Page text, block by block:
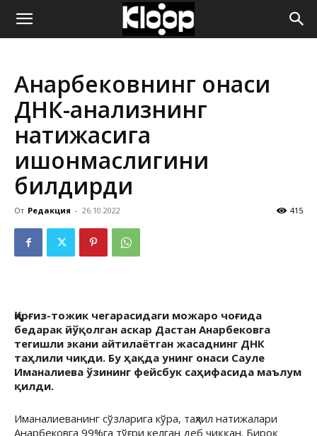
ҚИРҒИЗИСТОН
ЯНГИЛИКЛАРИ
Анарбековнинг онаси
ДНК-анализнинг
натижасига
ишонмаслигини
билдирди
От Редакция - 26.10.2022 415
Қирғиз-тожик чегарасидаги можаро чоғида
бедарак йўқолган аскар Дастан Анарбековга
тегишли экани айтилаётган жасаднинг ДНК
таҳлили чиқди. Бу ҳақда унинг онаси Сауле
Иманалиева ўзининг фейсбук саҳифасида маълум
қилди.
Иманалиеванинг сўзларига кўра, таҳлил натижалари
Анарбековга 99%га тўғри келган деб чиққан. Бироқ